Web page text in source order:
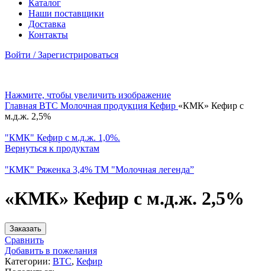
Каталог
Наши поставщики
Доставка
Контакты
Войти / Зарегистрироваться
Нажмите, чтобы увеличить изображение
Главная BTC Молочная продукция Кефир «КМК» Кефир с
м.д.ж. 2,5%
"КМК" Кефир с м.д.ж. 1,0%.
Вернуться к продуктам
"КМК" Ряженка 3,4% ТМ "Молочная легенда”
«КМК» Кефир с м.д.ж. 2,5%
Заказать
Сравнить
Добавить в пожелания
Категории: BTC, Кефир